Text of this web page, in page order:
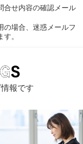
合せ内容の確認メール
の場合、迷惑メールフ
。
報です